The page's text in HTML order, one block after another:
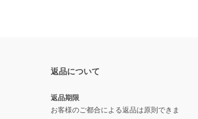
返品について
返品期限
お客様のご都合による返品は原則できま